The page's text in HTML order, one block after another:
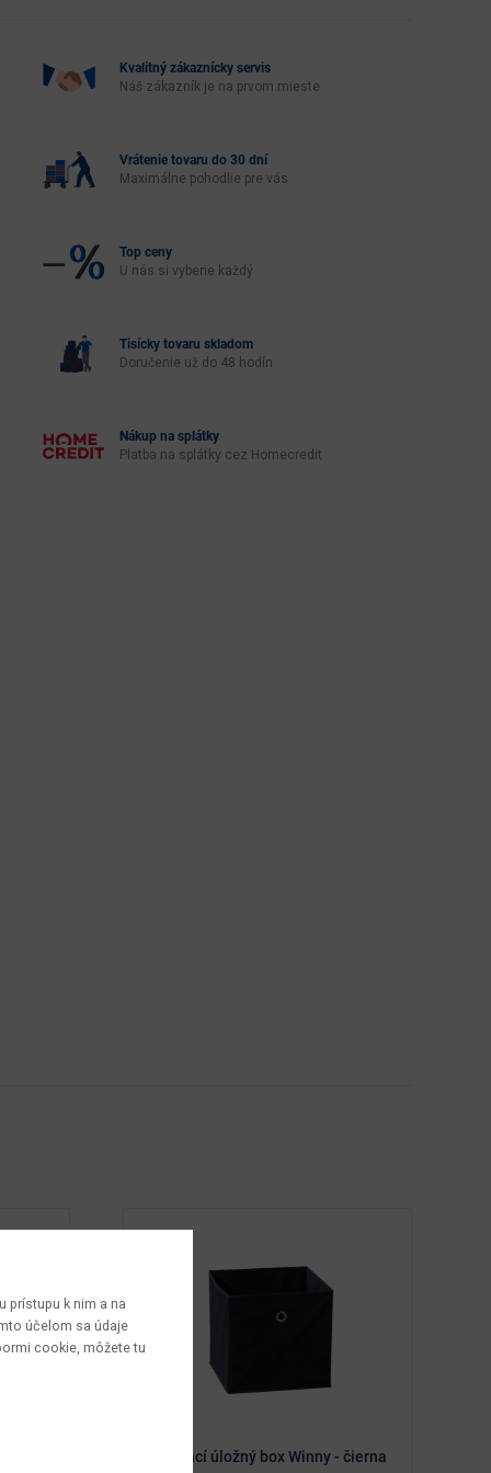
Kvalitný zákaznícky servis
Náš zákazník je na prvom mieste
Vrátenie tovaru do 30 dní
Maximálne pohodlie pre vás
Top ceny
U nás si vyberie každý
Tisícky tovaru skladom
Doručenie už do 48 hodín
Nákup na splátky
Platba na splátky cez Homecredit
Skladací úložný box Winny - čierna
prístupu k nim a na
účelom sa údaje
cookie, môžete tu